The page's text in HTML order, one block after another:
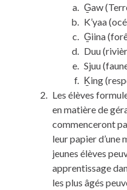
G̱aw
K’yaa
G̱iina
Duu
Sjuu
Ḵing
Les élèves
en matière de
commenceront
leur papier d’une
jeunes élèves
apprentissage
les plus âgés